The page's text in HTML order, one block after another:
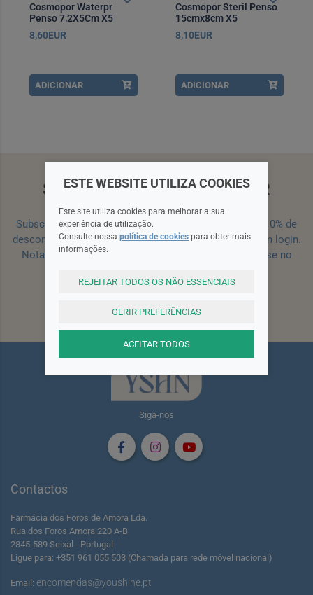
Cosmopor Waterpr
Penso 7,2X5Cm X5
8,60EUR
ADICIONAR
Cosmopor Steril Penso
15cmx8cm X5
8,10EUR
ADICIONAR
SUBSCREVA A NEWSLETTER
Subscreva a nossa newsletter e receba um cupão de 10% de
desconto para a sua próxima encomenda efetuada com login.
Nota: Para receber o cupão deverá primeiro registar-se no
Siga-nos
Contactos
Farmácia dos Foros de Amora Lda.
Rua dos Foros Amora 220 A-B
2845-589 Seixal - Portugal
Ligue para: +351 961 055 503 (Chamada para rede móvel nacional)
Email: encomendas@youshine.pt
ESTE WEBSITE UTILIZA COOKIES
Este site utiliza cookies para melhorar a sua
experiência de utilização.
Consulte nossa política de cookies para obter mais
informações.
REJEITAR TODOS OS NÃO ESSENCIAIS
GERIR PREFERÊNCIAS
ACEITAR TODOS